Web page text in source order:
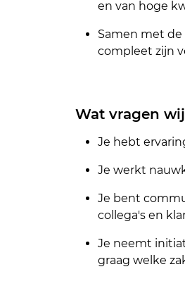
en van hoge
Samen met
compleet zijn
Wat vragen
Je hebt
Je werkt
Je bent
collega's en
Je neemt
graag welke